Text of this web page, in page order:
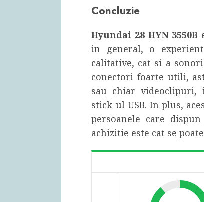
Concluzie
Hyundai 28 HYN 3550B
in general, o
calitative, cat si a
conectori foarte utili,
sau chiar
stick-ul USB. In plus,
persoanele care
achizitie este cat se